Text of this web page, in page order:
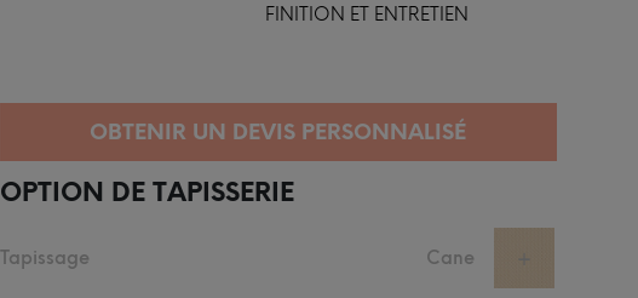
FINITION ET ENTRETIEN
OPTION DE TAPISSERIE
Tapissage Cane